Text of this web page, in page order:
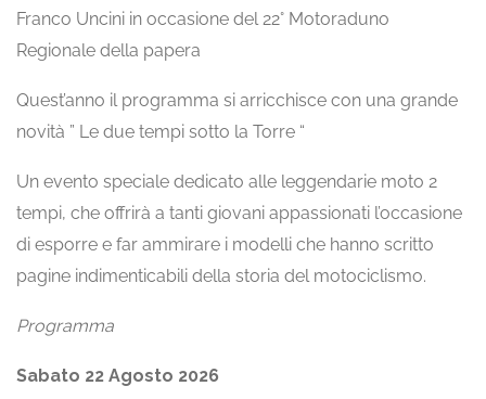
Franco Uncini in occasione del 22° Motoraduno
Regionale della papera
Quest’anno il programma si arricchisce con una grande
novità ” Le due tempi sotto la Torre “
Un evento speciale dedicato alle leggendarie moto 2
tempi, che offrirà a tanti giovani appassionati l’occasione
di esporre e far ammirare i modelli che hanno scritto
pagine indimenticabili della storia del motociclismo.
Programma
Sabato 22 Agosto 2026